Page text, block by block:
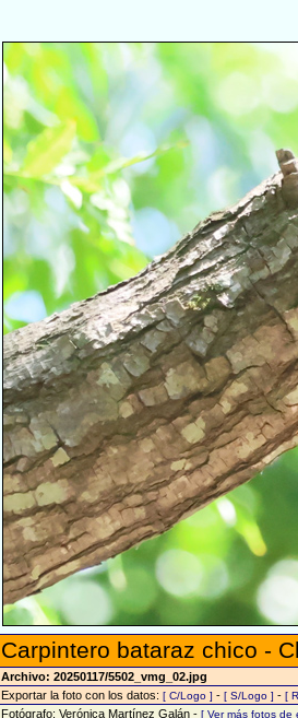
Carpintero bataraz chico -
Archivo: 20250117/5502_vmg_02.jpg
Exportar la foto con los datos: [ C/Logo ] - [ S/Logo ] - [
Fotógrafo: Verónica Martínez Galán - [ Ver más fotos de